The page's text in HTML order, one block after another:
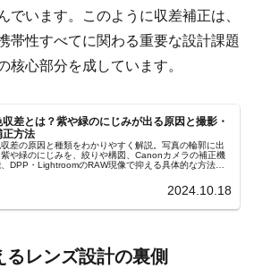
でいます。このように収差補正は、
帯性すべてに関わる重要な設計課題
核心部分を成しています。
収差とは？紫や緑のにじみが出る原因と撮影・
正方法
差の原因と種類をわかりやすく解説。写真の輪郭に出
紫や緑のにじみを、絞りや構図、Canonカメラの補正機
DPP・LightroomのRAW現像で抑える具体的な方法
2024.10.18
レンズ設計の裏側